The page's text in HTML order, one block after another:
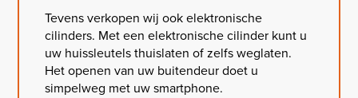
Tevens verkopen wij ook elektronische
cilinders. Met een elektronische cilinder kunt u
uw huissleutels thuislaten of zelfs weglaten.
Het openen van uw buitendeur doet u
simpelweg met uw smartphone.